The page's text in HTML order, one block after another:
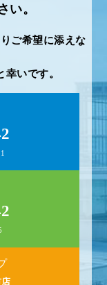
い。
ご希望に添えな
いです。